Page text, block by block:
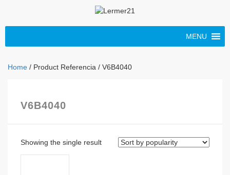
MENU
Home / Product Referencia / V6B4040
V6B4040
Showing the single result